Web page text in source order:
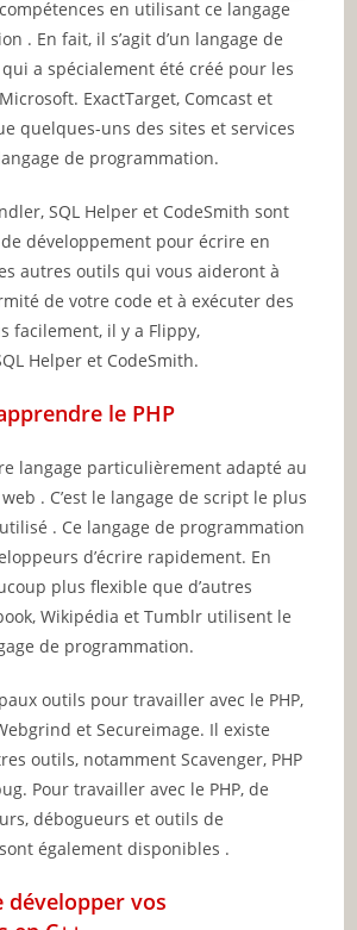
en utilisant ce langage
. En fait, il s’agit d’un langage de
a spécialement été créé pour les
ExactTarget, Comcast et
quelques-uns des sites et services
de programmation.
SQL Helper et CodeSmith sont
développement pour écrire en
autres outils qui vous aideront à
de votre code et à exécuter des
facilement, il y a Flippy,
Helper et CodeSmith.
le PHP
langage particulièrement adapté au
. C’est le langage de script le plus
. Ce langage de programmation
d’écrire rapidement. En
plus flexible que d’autres
Wikipédia et Tumblr utilisent le
de programmation.
outils pour travailler avec le PHP,
et Secureimage. Il existe
outils, notamment Scavenger, PHP
Pour travailler avec le PHP, de
débogueurs et outils de
également disponibles .
développer vos